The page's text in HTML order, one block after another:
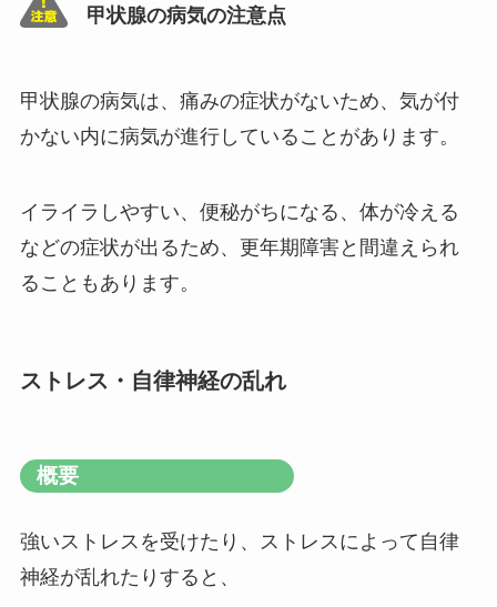
甲状腺の病気の注意点
甲状腺の病気は、痛みの症状がないため、気が付
かない内に病気が進行していることがあります。
イライラしやすい、便秘がちになる、体が冷える
などの症状が出るため、更年期障害と間違えられ
ることもあります。
ストレス・自律神経の乱れ
概要
強いストレスを受けたり、ストレスによって自律
神経が乱れたりすると、